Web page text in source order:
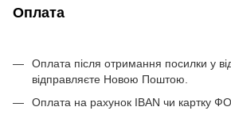
Оплата
Оплата після отримання посилки у
відправляєте Новою Поштою.
Оплата на рахунок IBAN чи картку